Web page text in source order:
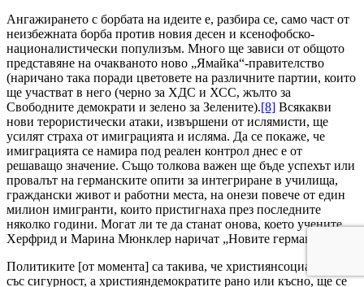
Ангажирането с борбата на идеите е, разбира се, само част от
неизбежната борба против новия десен и ксенофобско-
националистически популизъм. Много ще зависи от общото
представяне на очакваното ново „Ямайка“-правителство
(наричано така поради цветовете на различните партии, които
ще участват в него (черно за ХДС и ХСС, жълто за
Свободните демократи и зелено за Зелените).[8] Всякакви
нови терористически атаки, извършени от ислямисти, ще
усилят страха от имиграцията и исляма. Да се покаже, че
имиграцията се намира под реален контрол днес е от
решаващо значение. Също толкова важен ще бъде успехът или
провалът на германските опити за интегриране в училища,
граждански живот и работни места, на онези повече от един
милион имигранти, които пристигнаха през последните
няколко години. Могат ли те да станат онова, което учените
Херфрид и Марина Мюнклер наричат „Новите германци“?
Политиките [от момента] са такива, че християнсоциалистите
със сигурност, а християндемократите рано или късно, ще се